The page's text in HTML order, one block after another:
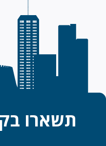
תשארו